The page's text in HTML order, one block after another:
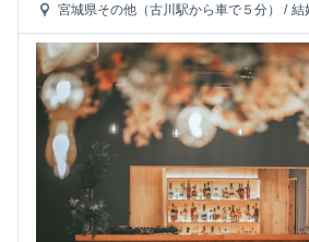
宮城県その他（古川駅から車で５分） / 結